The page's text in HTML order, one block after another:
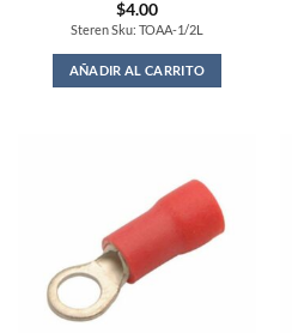
$4.00
Steren Sku: TOAA-1/2L
AÑADIR AL CARRITO